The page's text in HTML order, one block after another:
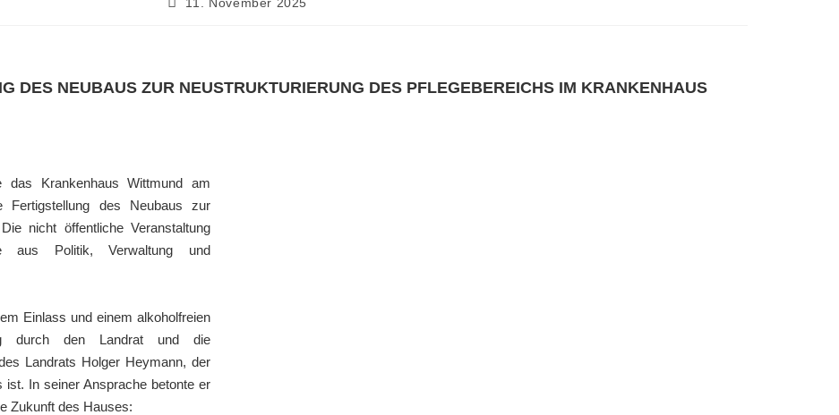
DES NEUBAUS ZUR NEUSTRUKTURIERUNG DES PFLEGEBEREICHS IM KRANKENHAUS
Krankenhaus Wittmund am
Fertigstellung des Neubaus zur
nicht öffentliche Veranstaltung
aus Politik, Verwaltung und
Einlass und einem alkoholfreien
durch den Landrat und die
Landrats Holger Heymann, der
In seiner Ansprache betonte er
Zukunft des Hauses: